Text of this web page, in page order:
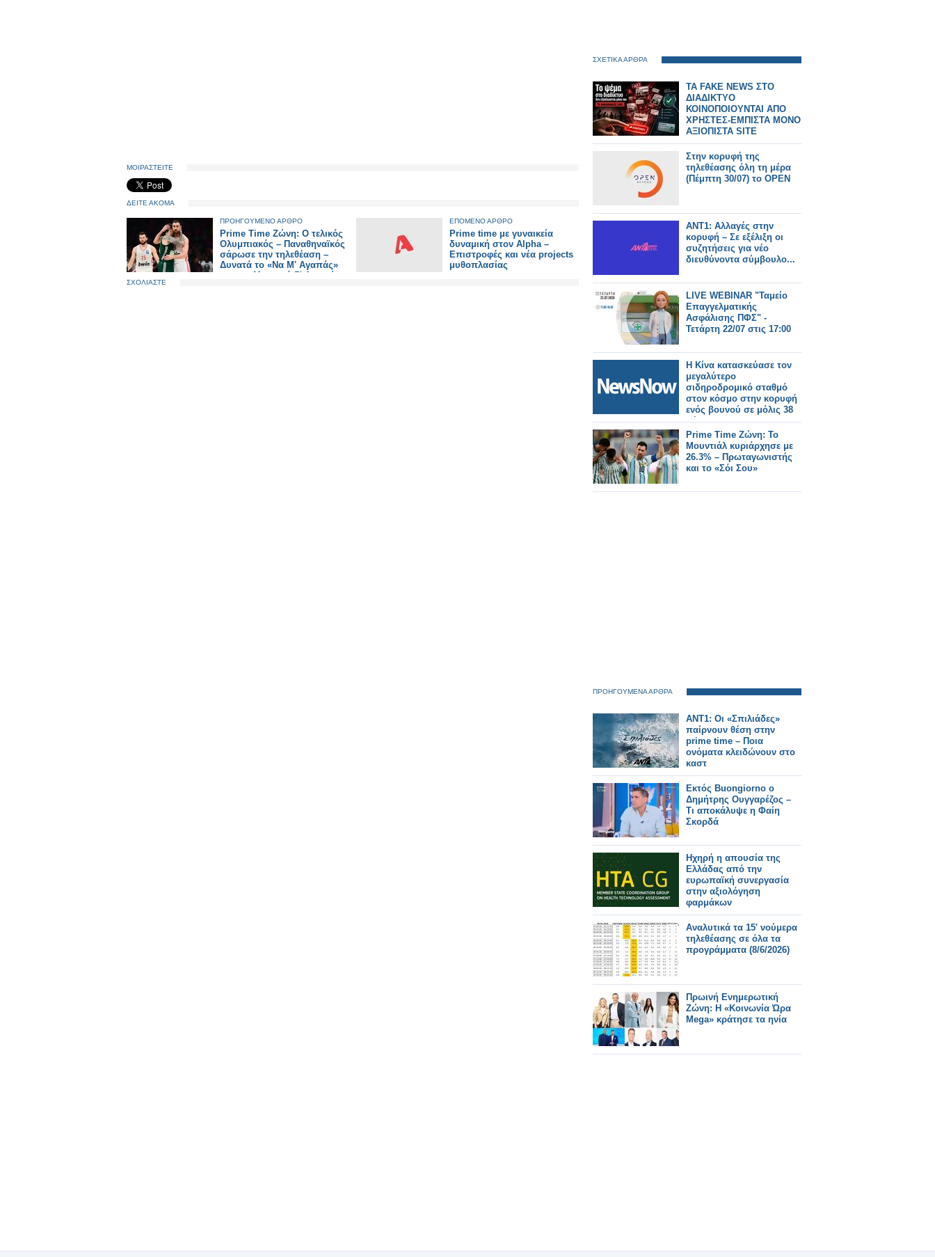
ΜΟΙΡΑΣΤΕΙΤΕ
ΔΕΙΤΕ ΑΚΟΜΑ
ΠΡΟΗΓΟΥΜΕΝΟ ΑΡΘΡΟ
Prime Time Ζώνη: Ο τελικός
Ολυμπιακός – Παναθηναϊκός
σάρωσε την τηλεθέαση –
Δυνατά το «Να Μ' Αγαπάς»
και το «Μπαμπά Σ' Αγαπώ»
ΕΠΟΜΕΝΟ ΑΡΘΡΟ
Prime time με γυναικεία
δυναμική στον Alpha –
Επιστροφές και νέα projects
μυθοπλασίας
ΣΧΟΛΙΑΣΤΕ
ΣΧΕΤΙΚΑ ΑΡΘΡΑ
TA FAKE NEWS ΣΤΟ
ΔΙΑΔΙΚΤΥΟ
ΚΟΙΝΟΠΟΙΟΥΝΤΑΙ ΑΠΟ
ΧΡΗΣΤΕΣ-ΕΜΠΙΣΤΑ ΜΟΝΟ
ΑΞΙΟΠΙΣΤΑ SITE
Στην κορυφή της
τηλεθέασης όλη τη μέρα
(Πέμπτη 30/07) το OPEN
ΑΝΤ1: Αλλαγές στην
κορυφή – Σε εξέλιξη οι
συζητήσεις για νέο
διευθύνοντα σύμβουλο...
LIVE WEBINAR "Ταμείο
Επαγγελματικής
Ασφάλισης ΠΦΣ" -
Τετάρτη 22/07 στις 17:00
Η Κίνα κατασκεύασε τον
μεγαλύτερο
σιδηροδρομικό σταθμό
στον κόσμο στην κορυφή
ενός βουνού σε μόλις 38
μήνες!
Prime Time Ζώνη: Το
Μουντιάλ κυριάρχησε με
26.3% – Πρωταγωνιστής
και το «Σόι Σου»
ΠΡΟΗΓΟΥΜΕΝΑ ΑΡΘΡΑ
ΑΝΤ1: Οι «Σπιλιάδες»
παίρνουν θέση στην
prime time – Ποια
ονόματα κλειδώνουν στο
καστ
Εκτός Buongiorno ο
Δημήτρης Ουγγαρέζος –
Τι αποκάλυψε η Φαίη
Σκορδά
Ηχηρή η απουσία της
Ελλάδας από την
ευρωπαϊκή συνεργασία
στην αξιολόγηση
φαρμάκων
Αναλυτικά τα 15' νούμερα
τηλεθέασης σε όλα τα
προγράμματα (8/6/2026)
Πρωινή Ενημερωτική
Ζώνη: Η «Κοινωνία Ώρα
Mega» κράτησε τα ηνία